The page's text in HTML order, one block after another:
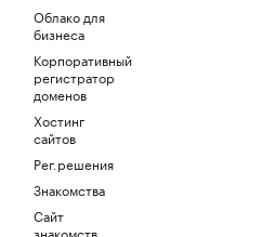
Облако для
бизнеса
Корпоративный
регистратор
доменов
Хостинг
сайтов
Рег.решения
Знакомства
Сайт
знакомств